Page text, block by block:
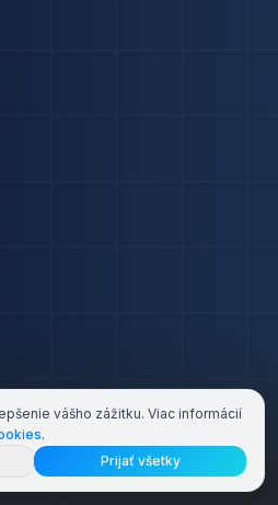
vášho zážitku. Viac informácií
.
Prijať všetky